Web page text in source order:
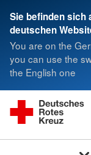
Sie befinden sich
deutschen
You are on the
you can use the
the English one